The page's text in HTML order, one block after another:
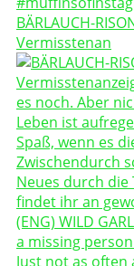
BÄRLAUCH-
Vermisstenan